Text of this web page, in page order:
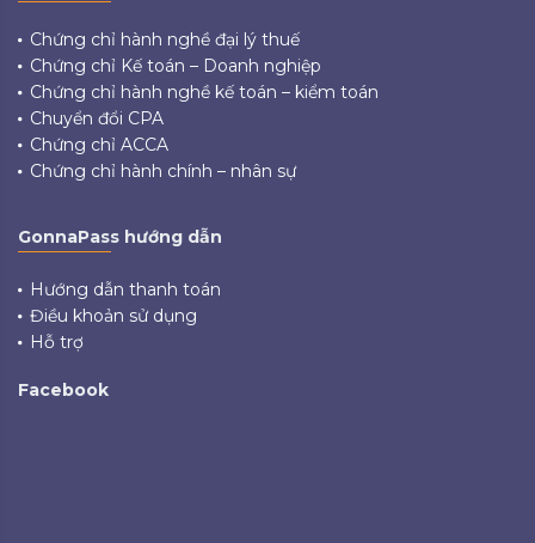
Chứng chỉ hành nghề đại lý thuế
Chứng chỉ Kế toán – Doanh nghiệp
Chứng chỉ hành nghề kế toán – kiểm toán
Chuyển đổi CPA
Chứng chỉ ACCA
Chứng chỉ hành chính – nhân sự
GonnaPass hướng dẫn
Hướng dẫn thanh toán
Điều khoản sử dụng
Hỗ trợ
Facebook